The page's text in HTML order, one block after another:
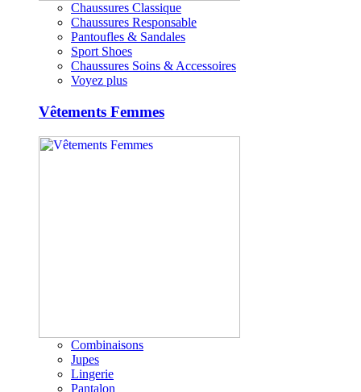
Chaussures Classique
Chaussures Responsable
Pantoufles & Sandales
Sport Shoes
Chaussures Soins & Accessoires
Voyez plus
Vêtements Femmes
Combinaisons
Jupes
Lingerie
Pantalon